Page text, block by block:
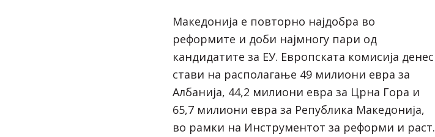
Македонија е повторно најдобра во
реформите и доби најмногу пари од
кандидатите за ЕУ. Европската комисија денес
стави на располагање 49 милиони евра за
Албанија, 44,2 милиони евра за Црна Гора и
65,7 милиони евра за Република Македонија,
во рамки на Инструментот за реформи и раст.